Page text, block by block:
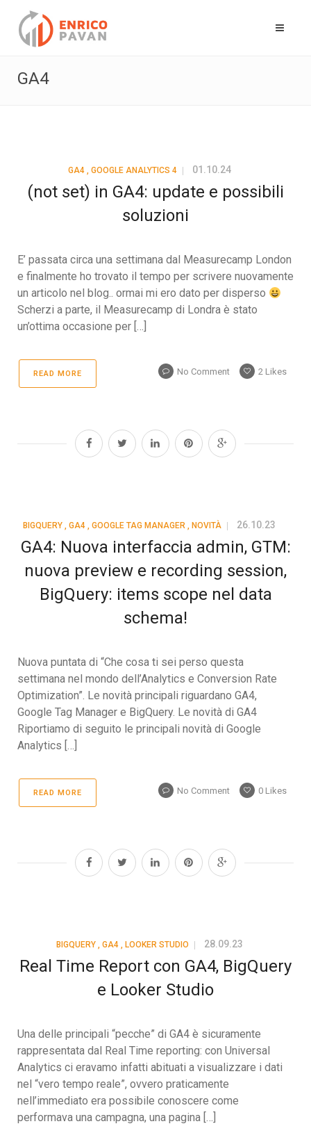
GA4
GA4, GOOGLE ANALYTICS 4 01.10.24
(not set) in GA4: update e possibili
soluzioni
E’ passata circa una settimana dal Measurecamp London
e finalmente ho trovato il tempo per scrivere nuovamente
un articolo nel blog.. ormai mi ero dato per disperso
Scherzi a parte, il Measurecamp di Londra è stato
un’ottima occasione per […]
READ MORE No Comment 2 Likes
BIGQUERY , GA4 , GOOGLE TAG MANAGER , NOVITÀ 26.10.23
GA4: Nuova interfaccia admin, GTM:
nuova preview e recording session,
BigQuery: items scope nel data
schema!
Nuova puntata di “Che cosa ti sei perso questa
settimana nel mondo dell’Analytics e Conversion Rate
Optimization”. Le novità principali riguardano GA4,
Google Tag Manager e BigQuery. Le novità di GA4
Riportiamo di seguito le principali novità di Google
Analytics […]
READ MORE No Comment 0 Likes
BIGQUERY, GA4, LOOKER STUDIO 28.09.23
Real Time Report con GA4, BigQuery
e Looker Studio
Una delle principali “pecche” di GA4 è sicuramente
rappresentata dal Real Time reporting: con Universal
Analytics ci eravamo infatti abituati a visualizzare i dati
nel “vero tempo reale”, ovvero praticamente
nell’immediato era possibile conoscere come
performava una campagna, una pagina […]